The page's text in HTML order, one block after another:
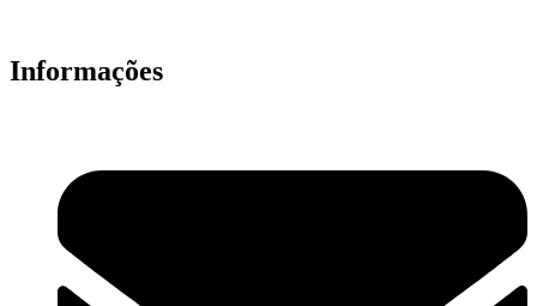
Informações